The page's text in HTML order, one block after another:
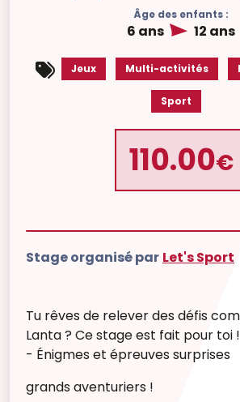
Âge des enfants :
6 ans 12 ans
Jeux Multi-activités
Sport
110.00€
Stage organisé par Let's Sport
Tu rêves de relever des défis
Lanta ? Ce stage est fait pour toi !
- Énigmes et épreuves surprises
grands aventuriers !